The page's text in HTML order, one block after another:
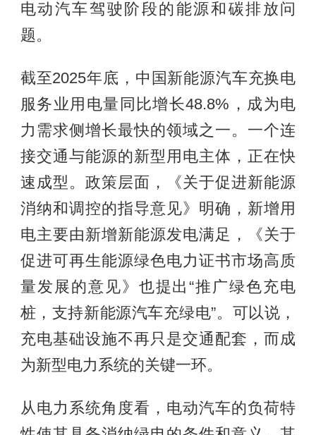
电动汽车驾驶阶段的能源和碳排放问
题。
截至2025年底，中国新能源汽车充换电
服务业用电量同比增长48.8%，成为电
力需求侧增长最快的领域之一。一个连
接交通与能源的新型用电主体，正在快
速成型。政策层面，《关于促进新能源
消纳和调控的指导意见》明确，新增用
电主要由新增新能源发电满足，《关于
促进可再生能源绿色电力证书市场高质
量发展的意见》也提出“推广绿色充电
桩，支持新能源汽车充绿电”。可以说，
充电基础设施不再只是交通配套，而成
为新型电力系统的关键一环。
从电力系统角度看，电动汽车的负荷特